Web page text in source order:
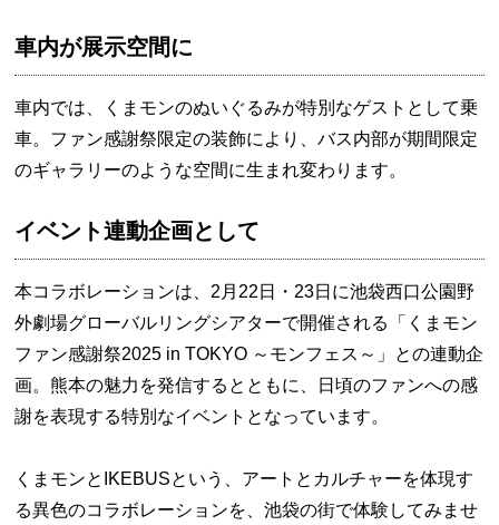
車内が展示空間に
車内では、くまモンのぬいぐるみが特別なゲストとして乗
車。ファン感謝祭限定の装飾により、バス内部が期間限定
のギャラリーのような空間に生まれ変わります。
イベント連動企画として
本コラボレーションは、2月22日・23日に池袋西口公園野
外劇場グローバルリングシアターで開催される「くまモン
ファン感謝祭2025 in TOKYO ～モンフェス～」との連動企
画。熊本の魅力を発信するとともに、日頃のファンへの感
謝を表現する特別なイベントとなっています。
くまモンとIKEBUSという、アートとカルチャーを体現す
る異色のコラボレーションを、池袋の街で体験してみませ